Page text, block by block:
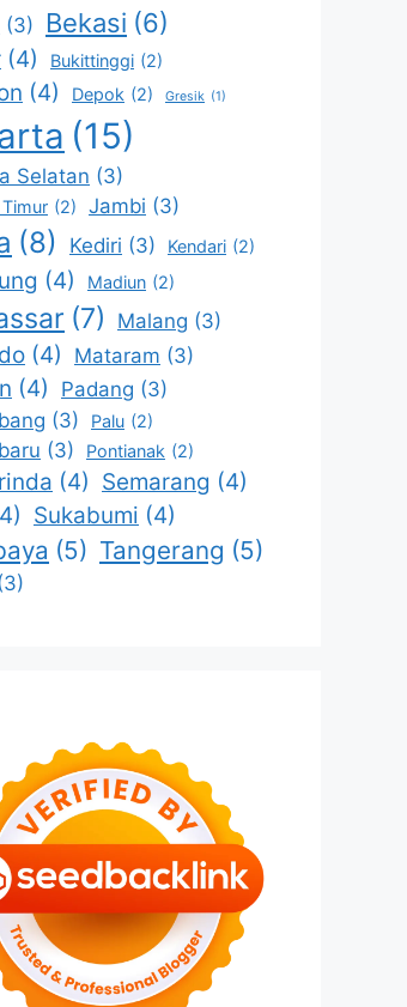
(3) Bekasi (6)
(4) Bukittinggi (2)
(4) Depok (2) Gresik (1)
(15)
Selatan (3)
(2) Jambi (3)
(8) Kediri (3) Kendari (2)
(4) Madiun (2)
(7) Malang (3)
(4) Mataram (3)
(4) Padang (3)
(3) Palu (2)
(3) Pontianak (2)
(4) Semarang (4)
Sukabumi (4)
(5) Tangerang (5)